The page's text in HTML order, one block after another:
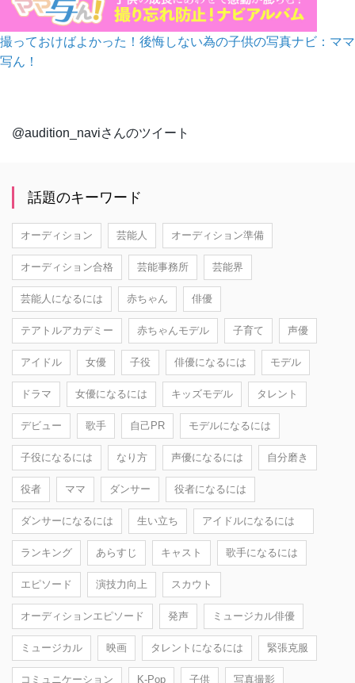
撮っておけばよかった！後悔しない為の子供の写真ナビ：ママ
写ん！
@audition_naviさんのツイート
話題のキーワード
オーディション 芸能人 オーディション準備
オーディション合格 芸能事務所 芸能界
芸能人になるには 赤ちゃん 俳優
テアトルアカデミー 赤ちゃんモデル 子育て 声優
アイドル 女優 子役 俳優になるには モデル
ドラマ 女優になるには キッズモデル タレント
デビュー 歌手 自己PR モデルになるには
子役になるには なり方 声優になるには 自分磨き
役者 ママ ダンサー 役者になるには
ダンサーになるには 生い立ち アイドルになるには
ランキング あらすじ キャスト 歌手になるには
エピソード 演技力向上 スカウト
オーディションエピソード 発声 ミュージカル俳優
ミュージカル 映画 タレントになるには 緊張克服
コミュニケーション K-Pop 子供 写真撮影